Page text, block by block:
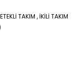
ETEKLİ TAKIM , İKİLİ TAKIM